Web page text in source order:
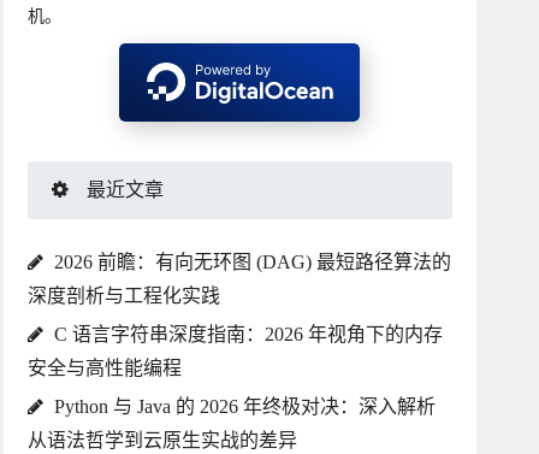
机。
最近文章
2026 前瞻：有向无环图 (DAG) 最短路径算法的
深度剖析与工程化实践
C 语言字符串深度指南：2026 年视角下的内存
安全与高性能编程
Python 与 Java 的 2026 年终极对决：深入解析
从语法哲学到云原生实战的差异